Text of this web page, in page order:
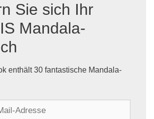
Sie sich Ihr
Mandala-
enthält 30 fantastische Mandala-